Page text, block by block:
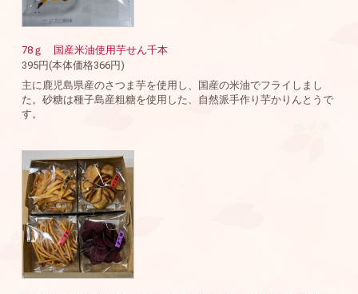
78ｇ 国産米油使用芋せん千本
395円(本体価格366円)
主に鹿児島県産のさつま芋を使用し、国産の米油でフライしまし
た。砂糖は種子島産粗糖を使用した、自然派手作り芋かりんとうで
す。